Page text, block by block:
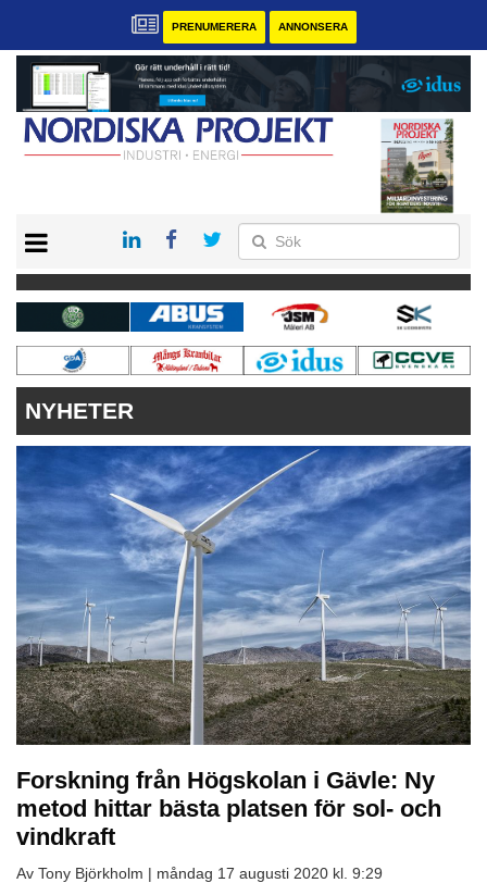
PRENUMERERA ANNONSERA
KONTAKT
VÅRA ANDRA MAGASIN
PRENUMERERA
ANNONSERA
NYHETER
Forskning från Högskolan i Gävle: Ny
metod hittar bästa platsen för sol- och
vindkraft
Av Tony Björkholm | måndag 17 augusti 2020 kl. 9:29